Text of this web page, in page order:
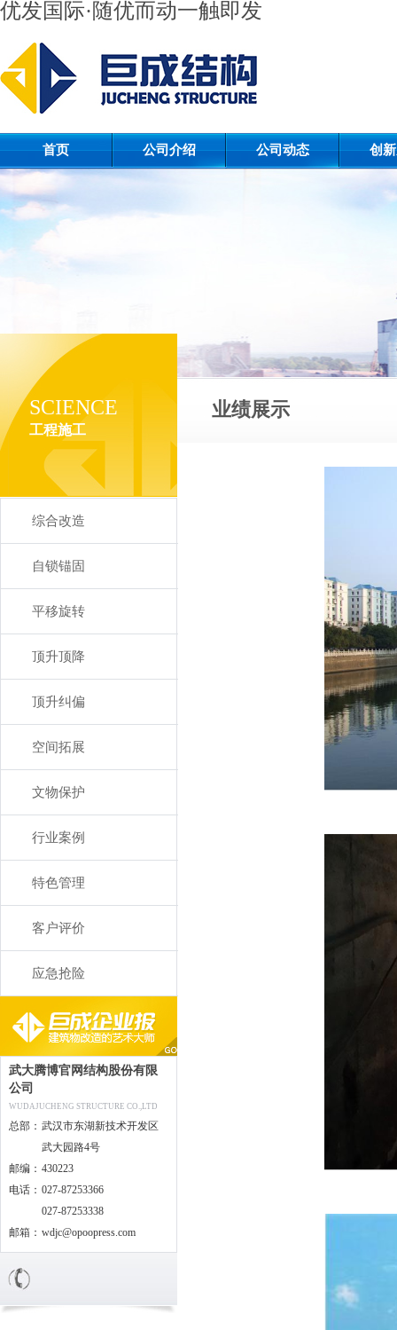
优发国际·随优而动一触即发
首页 公司介绍 公司动态 创
SCIENCE
工程施工
综合改造
自锁锚固
平移旋转
顶升顶降
顶升纠偏
空间拓展
文物保护
行业案例
特色管理
客户评价
应急抢险
武大腾博官网结构股份有限
公司
WUDAJUCHENG STRUCTURE CO.,LTD
总部： 武汉市东湖新技术开发区
武大园路4号
邮编： 430223
电话： 027-87253366
027-87253338
邮箱： wdjc@opoopress.com
业绩展示